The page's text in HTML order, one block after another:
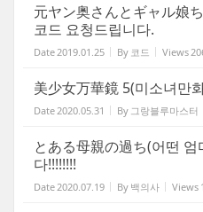
元ヤン奥さんとギャル娘
코드 요청드립니다.
Date2019.01.25 By 코드 Views
美少女万華鏡 5(미소녀만
Date2020.05.31 By 그랑블루마스터
とある母親の過ち(어떤
다!!!!!!!!
Date2020.07.19 By 백의사 Views